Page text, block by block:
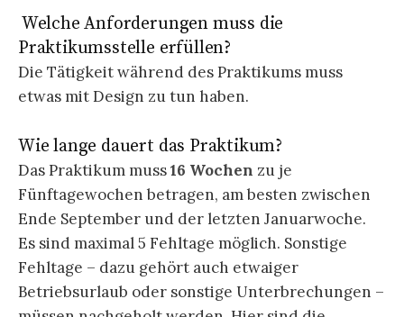
Welche Anforderungen muss die
Praktikumsstelle erfüllen?
Die Tätigkeit während des Praktikums muss
etwas mit Design zu tun haben.
Wie lange dauert das Praktikum?
Das Praktikum muss16 Wochen zu je
Fünftagewochen betragen, am besten zwischen
Ende September und der letzten Januarwoche.
Es sind maximal 5 Fehltage möglich. Sonstige
Fehltage – dazu gehört auch etwaiger
Betriebsurlaub oder sonstige Unterbrechungen –